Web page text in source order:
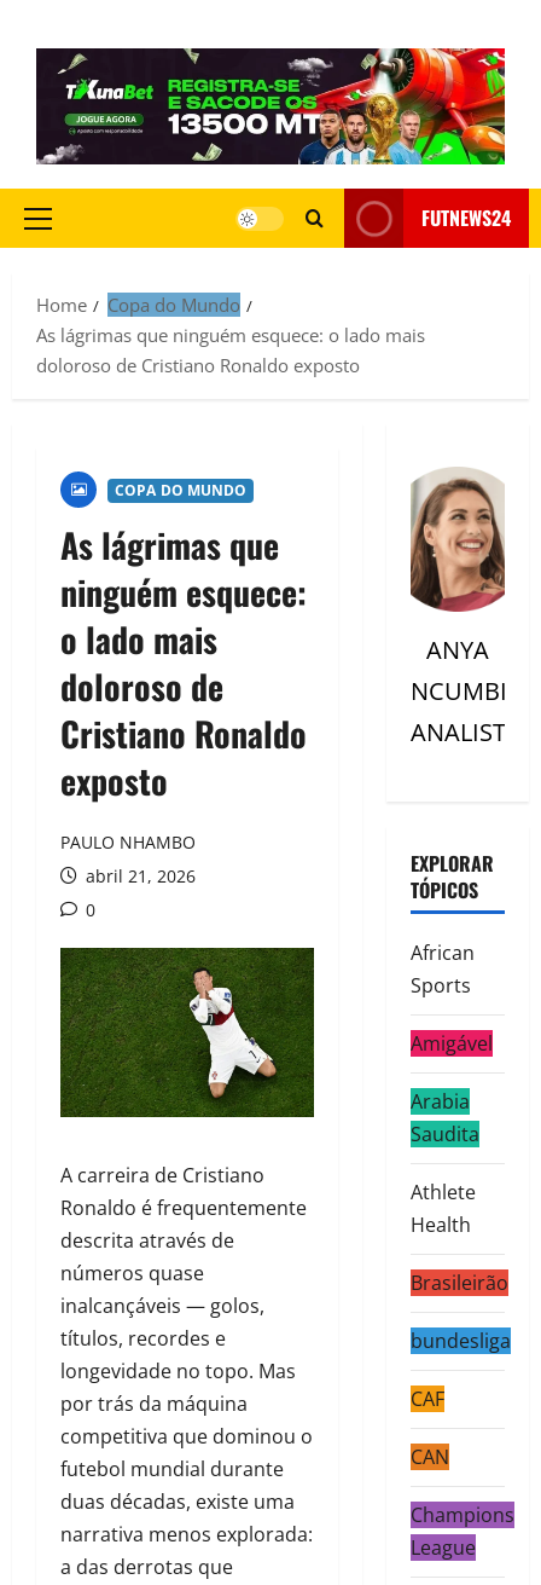
FUTNEWS24
Home
Copa do Mundo
As lágrimas que ninguém esquece: o lado mais
doloroso de Cristiano Ronaldo exposto
COPA DO MUNDO
As lágrimas que
ninguém esquece:
o lado mais
doloroso de
Cristiano Ronaldo
exposto
PAULO NHAMBO
abril 21, 2026
0
A carreira de Cristiano
Ronaldo é frequentemente
descrita através de
números quase
inalcançáveis — golos,
títulos, recordes e
longevidade no topo. Mas
por trás da máquina
competitiva que dominou o
futebol mundial durante
duas décadas, existe uma
narrativa menos explorada:
a das derrotas que
ANYA
NCUMBI
ANALISTC
EXPLORAR
TÓPICOS
African
Sports
Amigável
Arabia
Saudita
Athlete
Health
Brasileirão
bundesliga
CAF
CAN
Champions
League